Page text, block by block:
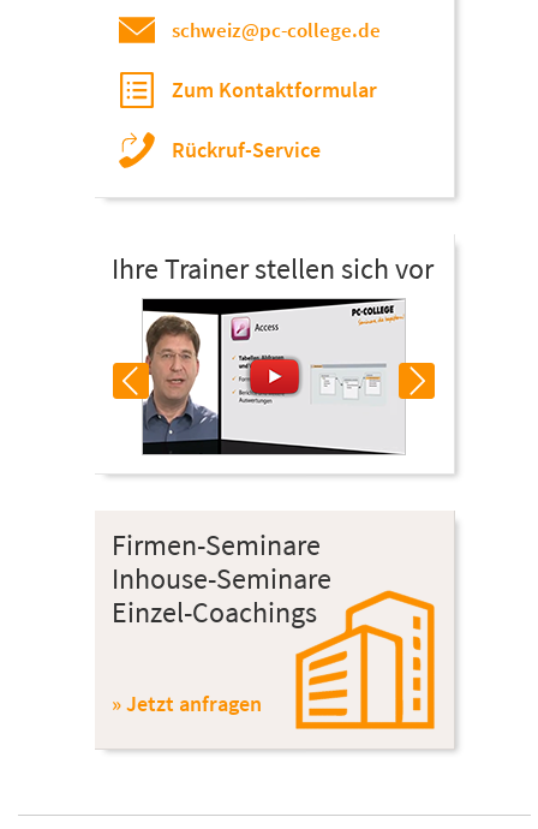
schweiz@pc-college.de
Zum Kontaktformular
Rückruf-Service
Ihre Trainer stellen sich vor
Firmen-Seminare
Inhouse-Seminare
Einzel-Coachings
» Jetzt anfragen